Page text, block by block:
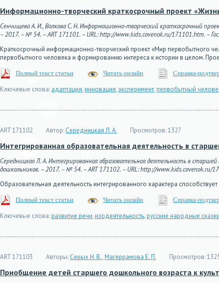
Информационно-творческий краткосрочный проект
Сенчищева А. И., Волкова С. Н. Информационно-творческий краткосрочный
– 2017. – № 54. – ART 171101. – URL: http://www.kids.covenok.ru/171101.htm. –
Краткосрочный информационно-творческий проект «Мир первобытного
первобытного человека и формированию интереса к истории в целом.
Полный текст статьи Читать онлайн Справка-
Ключевые слова: адаптация,инновация,эксперимент,первобытный
ART 171102 Автор: Середницкая Л. А. Просмотров:1327
Интегрированная образовательная деятельность в
Середницкая Л. А. Интегрированная образовательная деятельность в
дошкольников. – 2017. – № 54. – ART 171102. – URL: http://www.kids.covenok.ru/
Образовательная деятельность интегрированного характера
Полный текст статьи Читать онлайн Справка-
Ключевые слова:развитие речи,изодеятельность,русские народные
ART 171103 Авторы: Серых Н. В.,Магеррамова Е. П. Просмотров:
Приобщение детей старшего дошкольного возраста к